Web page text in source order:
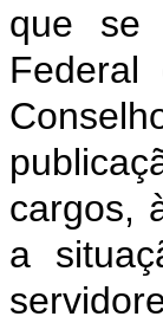
que se
cargos,
a